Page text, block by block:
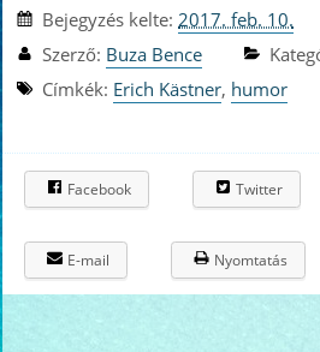
adataiBejegyzés kelte: 2017. feb. 10.
Szerző: Buza Bence
Címkék: Erich Kästner, humor
Facebook Twitter
E-mail Nyomtatás